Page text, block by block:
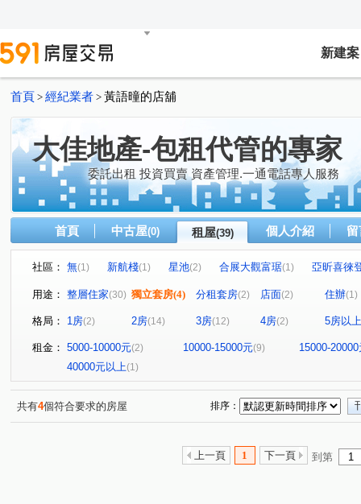
新建案
首頁 > 經紀業者 > 黃語曈的店舖
大佳地產-包租代管的專家
委託出租 投資買賣 資產管理.一通電話專人服務
首頁 中古屋(0) 租屋(39) 個人介紹
社區： 無(1) 新航棧(1) 星池(2) 合展大觀富琚(1)
亞昕喜徠
無 (1) 音悅琉璃 (1) 和境寓見 (2) 三本四季 大來賞
青川馥
遠雄夏沐 桃園第一廣場二期商業大樓(1)
達曜輕鬆GO(1) 竹城鶴岡(1) 雙享樓(1) 昭揚君喆 (1)
傳佳謙里(1)
竹城和賞(1) 中興路(1) 大觀路(1) 南福街(2)
六合一
自立一街(1) 春日路 (1) 中正三街(1)
莊敬
美和路(1) 青田街(1) 富國路三段(1) 中山東路(1)
航
文化路 (1) 大興西路二段(1)
用途： 整層住家(30) 獨立套房(4) 分租套房(2) 店面(2) 住辦(1)
格局： 1房(2) 2房(14) 3房(12) 4房(2) 5房以上
租金： 5000-10000元(2) 10000-15000元(9)
15000-20000
40000元以上(1)
共有4個符合要求的房屋 排序：
上一頁 1 下一頁 到第